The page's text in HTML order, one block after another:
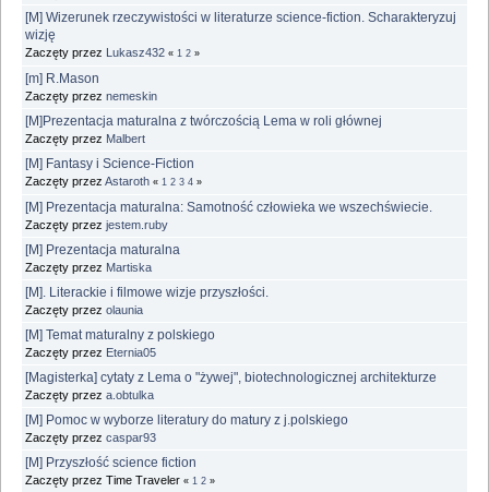
[M] Wizerunek rzeczywistości w literaturze science-fiction. Scharakteryzuj
wizję
Zaczęty przez Lukasz432 « 1 2 »
[m] R.Mason
Zaczęty przez nemeskin
[M]Prezentacja maturalna z twórczością Lema w roli głównej
Zaczęty przez Malbert
[M] Fantasy i Science-Fiction
Zaczęty przez Astaroth « 1 2 3 4 »
[M] Prezentacja maturalna: Samotność człowieka we wszechświecie.
Zaczęty przez jestem.ruby
[M] Prezentacja maturalna
Zaczęty przez Martiska
[M]. Literackie i filmowe wizje przyszłości.
Zaczęty przez olaunia
[M] Temat maturalny z polskiego
Zaczęty przez Eternia05
[Magisterka] cytaty z Lema o "żywej", biotechnologicznej architekturze
Zaczęty przez a.obtulka
[M] Pomoc w wyborze literatury do matury z j.polskiego
Zaczęty przez caspar93
[M] Przyszłość science fiction
Zaczęty przez Time Traveler « 1 2 »